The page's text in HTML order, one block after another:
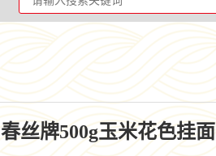
春丝牌500g玉米花色挂面